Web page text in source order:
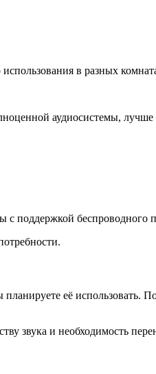
в разных
аудиосистемы,
поддержкой беспроводного
её использовать.
звука и необходимость